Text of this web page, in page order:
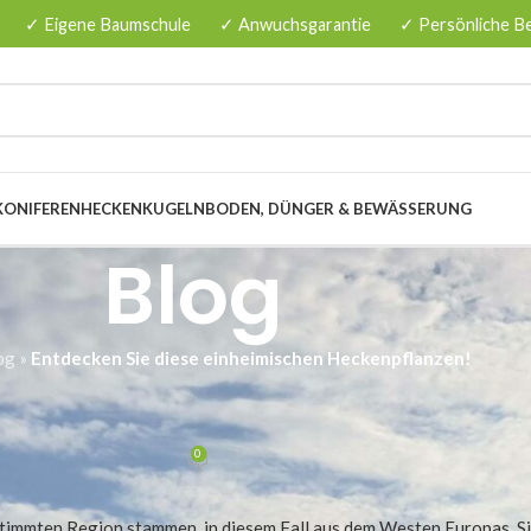
✓ Eigene Baumschule ✓ Anwuchsgarantie ✓ Persönliche
KUGELNBODEN, DÜNGER & BEWÄSSERUNG
Blog
» Entdecken Sie diese einheimischen Heckenpflanzen!
Heckenpflanzen!
Am 20/05/2026 0